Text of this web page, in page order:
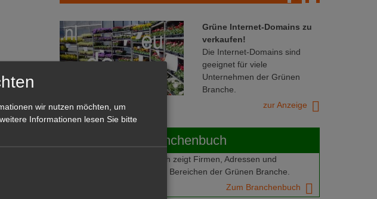
mehr
zur
der Park
Grüne Internet-Domains zu
verkaufen!
Die Internet-Domains sind
geeignet für viele
Unternehmen der Grünen
Branche.
zur Anzeige
Das GABOT-Branchenbuch
Das GABOT-Branchenbuch zeigt Firmen, Adressen und
Telefonnummern aus allen Bereichen der Grünen Branche.
Zum Branchenbuch
wir nutzen möchten, um
Informationen lesen Sie bitte